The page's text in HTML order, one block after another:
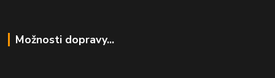
Možnosti dopravy...